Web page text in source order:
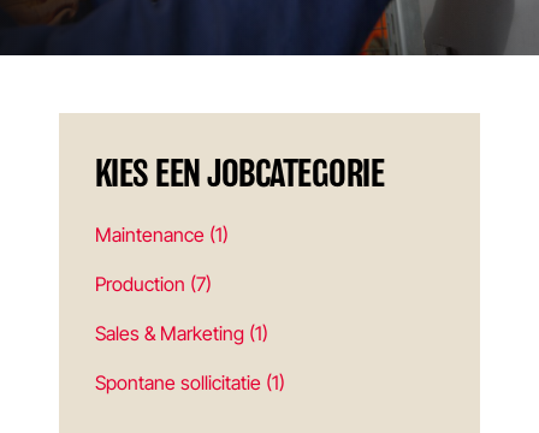
KIES EEN JOBCATEGORIE
Maintenance (1)
Production (7)
Sales & Marketing (1)
Spontane sollicitatie (1)